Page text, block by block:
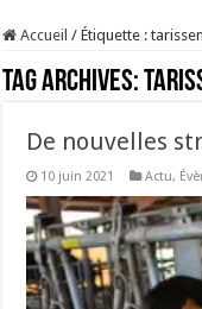
La collecte de lait de chèvre
Accueil / Étiquette :
Tag Archives:
De nouvelles
10 juin 2021 Actu,